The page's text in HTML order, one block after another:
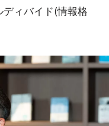
ィバイド(情報格